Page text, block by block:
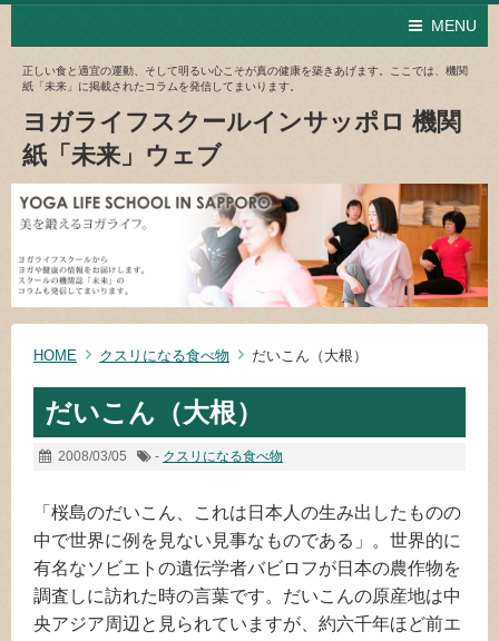
MENU
正しい食と適宜の運動、そして明るい心こそが真の健康を築きあげます。ここでは、機関
紙「未来」に掲載されたコラムを発信してまいります。
ヨガライフスクールインサッポロ 機関
紙「未来」ウェブ
HOME クスリになる食べ物 だいこん（大根）
だいこん（大根）
2008/03/05 - クスリになる食べ物
「桜島のだいこん、これは日本人の生み出したものの
中で世界に例を見ない見事なものである」。世界的に
有名なソビエトの遺伝学者バビロフが日本の農作物を
調査しに訪れた時の言葉です。だいこんの原産地は中
央アジア周辺と見られていますが、約六千年ほど前エ